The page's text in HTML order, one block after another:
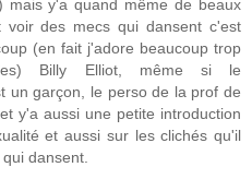
mais y'a quand même de beaux
voir des mecs qui dansent c'est
(en fait j'adore beaucoup trop
Billy Elliot, même si le
un garçon, le perso de la prof de
y'a aussi une petite introduction
et aussi sur les clichés qu'il
dansent.